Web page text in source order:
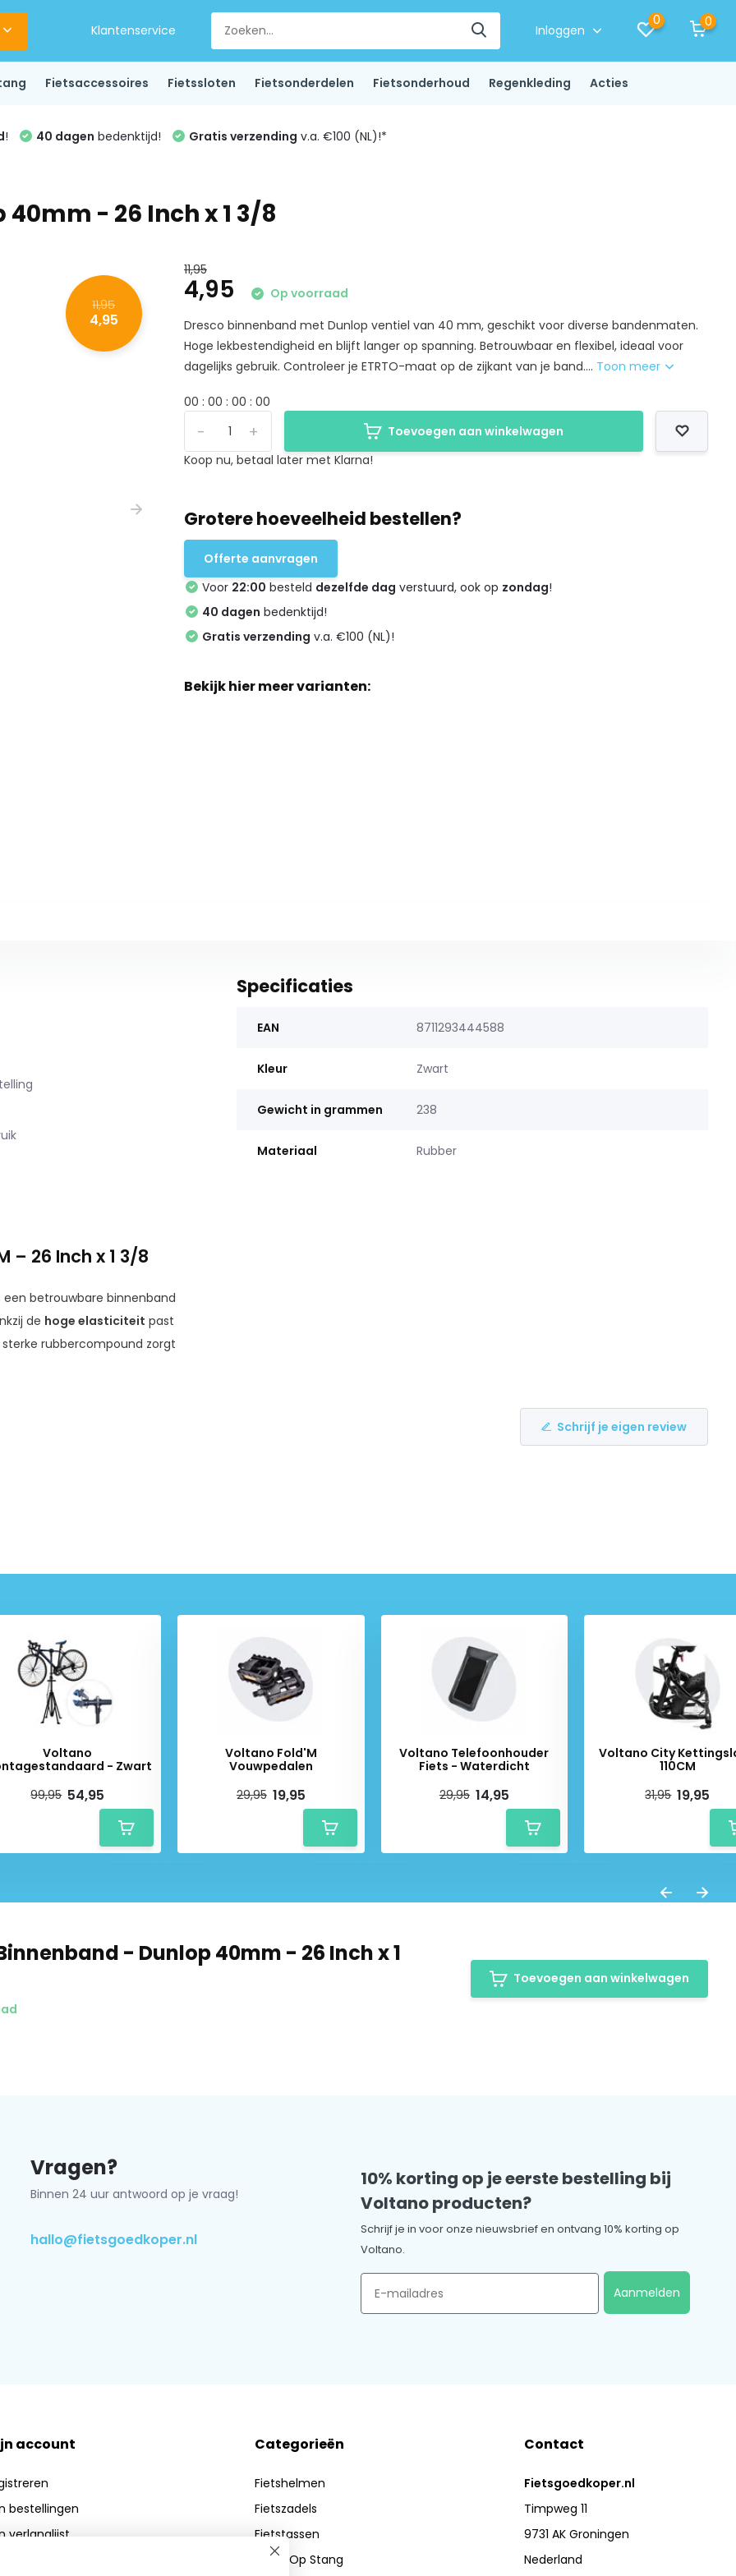
Klantenservice Inloggen
0 0
Fietsaccessoires Fietssloten Fietsonderdelen Fietsonderhoud Regenkleding Acties
! 40 dagen bedenktijd! Gratis verzending v.a. €100 (NL)!*
- 26 Inch x 1 3/8
11,95
4,95
11,95
4,95
Op voorraad
Dresco binnenband met Dunlop ventiel van 40 mm, geschikt voor diverse bandenmaten.
Hoge lekbestendigheid en blijft langer op spanning. Betrouwbaar en flexibel, ideaal voor
dagelijks gebruik. Controleer je ETRTO-maat op de zijkant van je band.... Toon meer
00 : 00 : 00 : 00
+
-
Toevoegen aan winkelwagen
Koop nu, betaal later met Klarna!
Grotere hoeveelheid bestellen?
Offerte aanvragen
Voor 22:00 besteld dezelfde dag verstuurd, ook op zondag!
40 dagen bedenktijd!
Gratis verzending v.a. €100 (NL)!
Bekijk hier meer varianten:
– 26 Inch x 1 3/8
een betrouwbare binnenband
de hoge elasticiteit past
rubbercompound zorgt
op spanning te houden.
in millimeters
te kiezen.
x 1.65
ook makkelijk mee te
We helpen je graag
Specificaties
EAN 8711293444588
Kleur Zwart
Gewicht in grammen 238
Materiaal Rubber
Schrijf je eigen review
Voltano
Montagestandaard - Zwart
99,95 54,95
Voltano Fold'M
Vouwpedalen
29,95 19,95
Voltano Telefoonhouder
Fiets - Waterdicht
29,95 14,95
Voltano City
110CM
31,95 19,95
- Dunlop 40mm - 26 Inch x 1
Toevoegen aan winkelwagen
Vragen?
Binnen 24 uur antwoord op je vraag!
hallo@fietsgoedkoper.nl
10% korting op je eerste bestelling bij
Voltano producten?
Schrijf je in voor onze nieuwsbrief en ontvang 10% korting op
Voltano.
Email
Aanmelden
account
bestellingen
verlanglijst
Categorieën
Fietshelmen
Fietszadels
Fietstassen
Zadel Op Stang
Contact
Fietsgoedkoper.nl
Timpweg 11
9731 AK Groningen
Nederland